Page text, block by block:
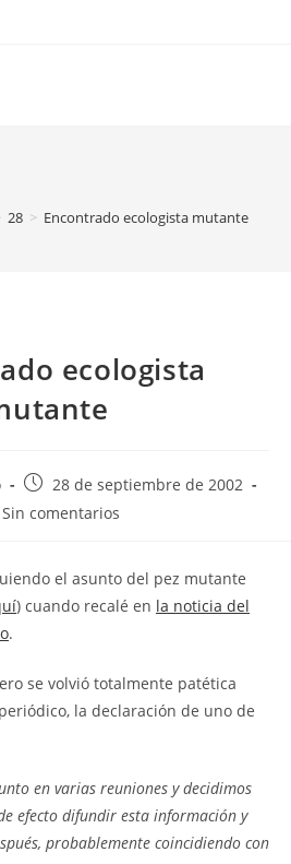
28 > Encontrado ecologista mutante
ecologista
Publicación
de
28 de septiembre de 2002
Sin comentarios
el asunto del pez mutante
) cuando recalé en la noticia del
.
se volvió totalmente patética
la declaración de uno de
en varias reuniones y decidimos
efecto difundir esta información y
probablemente coincidiendo con